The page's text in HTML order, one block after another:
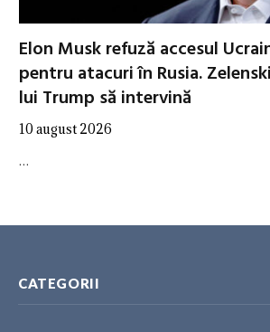
Elon Musk refuză accesul
pentru atacuri în Rusia.
lui Trump să intervină
10 august 2026
…
CATEGORII